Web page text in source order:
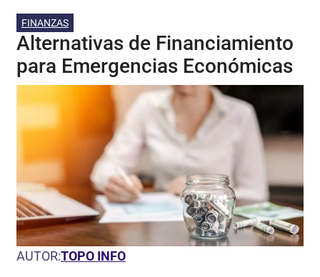
FINANZAS
Alternativas de Financiamiento
para Emergencias Económicas
AUTOR:TOPO INFO